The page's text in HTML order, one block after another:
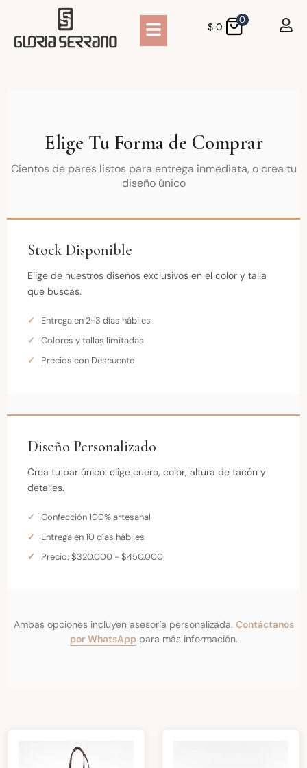
$0
0
Elige Tu Forma de Comprar
Cientos de pares listos para entrega inmediata, o crea tu
diseño único
Stock Disponible
Elige de nuestros diseños exclusivos en el color y talla
que buscas.
Entrega en 2-3 días hábiles
Colores y tallas limitadas
Precios con Descuento
Diseño Personalizado
Crea tu par único: elige cuero, color, altura de tacón y
detalles.
Confección 100% artesanal
Entrega en 10 días hábiles
Precio: $320.000 - $450.000
Ambas opciones incluyen asesoría personalizada. Contáctanos
por WhatsApppara más información.